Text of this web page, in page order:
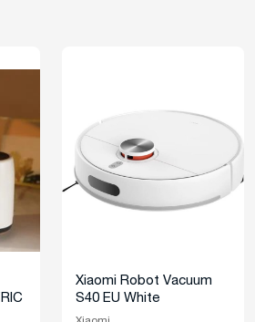
Xiaomi Robot Vacuum
S40 EU White